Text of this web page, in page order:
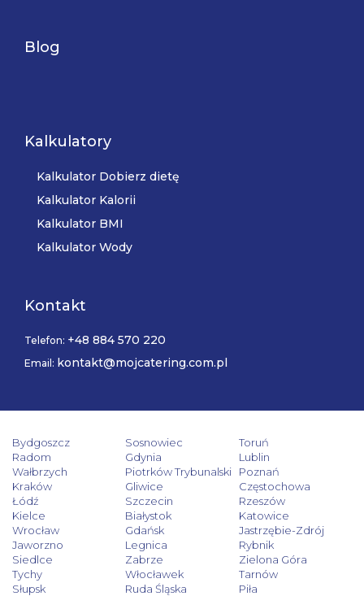
Blog
Kalkulatory
Kalkulator Dobierz dietę
Kalkulator Kalorii
Kalkulator BMI
Kalkulator Wody
Kontakt
Telefon: +48 884 570 220
Email: kontakt@mojcatering.com.pl
Bydgoszcz Sosnowiec
Toruń
Radom
Gdynia
Lublin
Wałbrzych
Piotrków Trybunalski
Poznań
Kraków
Gliwice
Częstochowa
Łódź
Szczecin
Rzeszów
Kielce
Białystok
Katowice
Wrocław
Gdańsk
Jastrzębie-Zdrój
Jaworzno
Legnica
Rybnik
Siedlce
Zabrze
Zielona Góra
Tychy
Włocławek
Tarnów
Słupsk
Ruda Śląska Piła